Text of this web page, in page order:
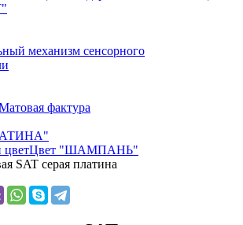
механизм сенсорного
фактура
Цвет "ШАМПАНЬ"
SAT серая платина